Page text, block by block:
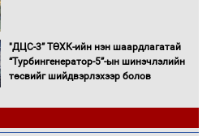
"ДЦС-3” ТӨХК-ийн нэн шаардлагатай
“Турбингенератор-5”-ын шинэчлэлийн
төсвийг шийдвэрлэхээр болов